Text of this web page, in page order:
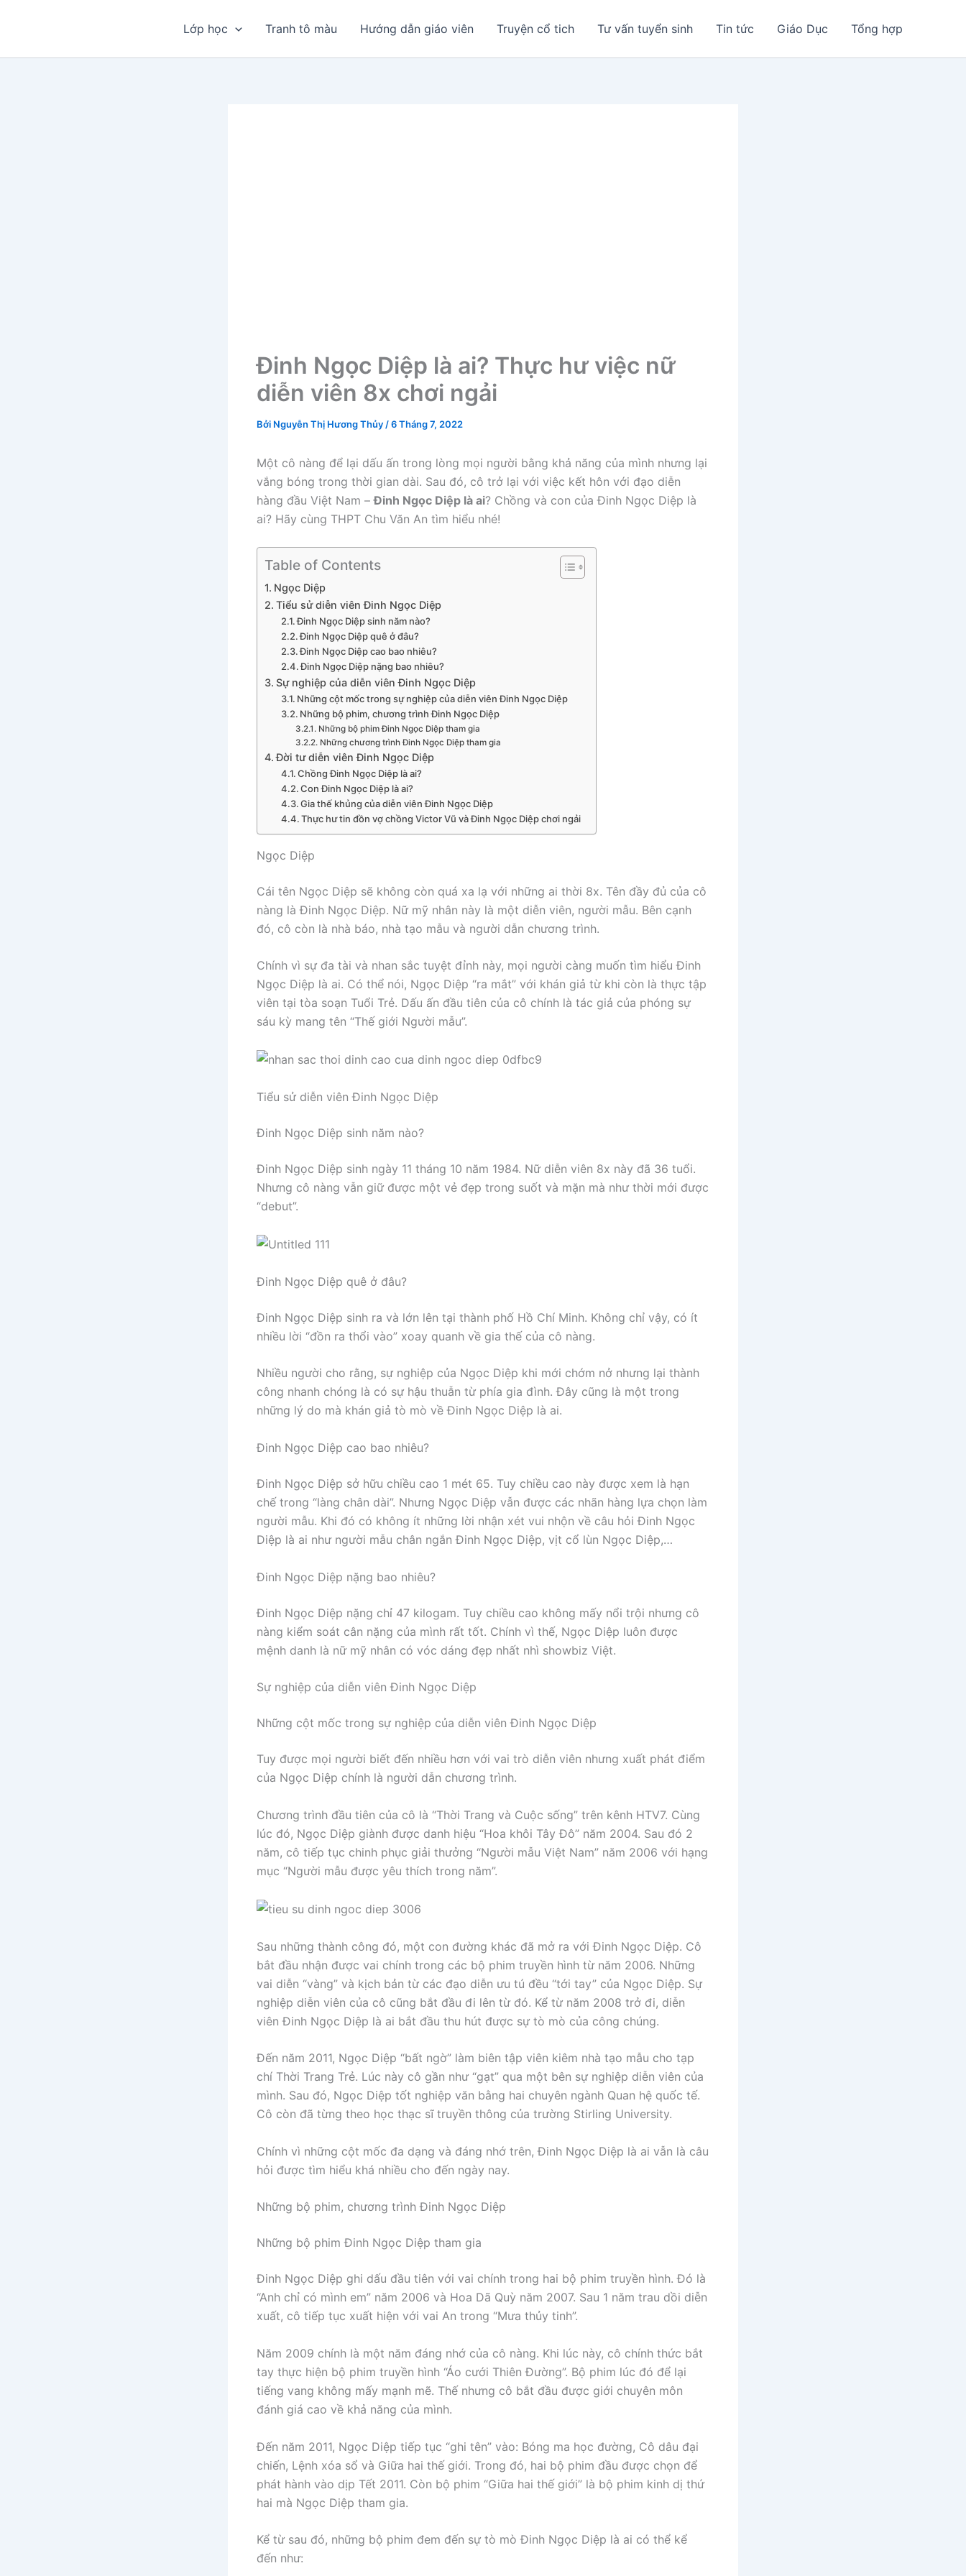
Lớp học Tranh tô màu Hướng dẫn giáo viên Truyện cổ tich Tư vấn tuyển sinh Tin tức Giáo Dục Tổng hợp
Đinh Ngọc Diệp là ai? Thực hư việc nữ
diễn viên 8x chơi ngải
Bởi Nguyễn Thị Hương Thủy /6 Tháng 7, 2022
Một cô nàng để lại dấu ấn trong lòng mọi người bằng khả năng của mình nhưng lại
vắng bóng trong thời gian dài. Sau đó, cô trở lại với việc kết hôn với đạo diễn
hàng đầu Việt Nam –Đinh Ngọc Diệp là ai? Chồng và con của Đinh Ngọc Diệp là
ai? Hãy cùng THPT Chu Văn An tìm hiểu nhé!
Table of Contents
Ngọc Diệp
Tiểu sử diễn viên Đinh Ngọc Diệp
Đinh Ngọc Diệp sinh năm nào?
Đinh Ngọc Diệp quê ở đâu?
Đinh Ngọc Diệp cao bao nhiêu?
Đinh Ngọc Diệp nặng bao nhiêu?
Sự nghiệp của diễn viên Đinh Ngọc Diệp
Những cột mốc trong sự nghiệp của diễn viên Đinh Ngọc Diệp
Những bộ phim, chương trình Đinh Ngọc Diệp
Những bộ phim Đinh Ngọc Diệp tham gia
Những chương trình Đinh Ngọc Diệp tham gia
Đời tư diễn viên Đinh Ngọc Diệp
Chồng Đinh Ngọc Diệp là ai?
Con Đinh Ngọc Diệp là ai?
Gia thế khủng của diễn viên Đinh Ngọc Diệp
Thực hư tin đồn vợ chồng Victor Vũ và Đinh Ngọc Diệp chơi ngải
Ngọc Diệp
Cái tên Ngọc Diệp sẽ không còn quá xa lạ với những ai thời 8x. Tên đầy đủ của cô
nàng là Đinh Ngọc Diệp. Nữ mỹ nhân này là một diễn viên, người mẫu. Bên cạnh
đó, cô còn là nhà báo, nhà tạo mẫu và người dẫn chương trình.
Chính vì sự đa tài và nhan sắc tuyệt đỉnh này, mọi người càng muốn tìm hiểu Đinh
Ngọc Diệp là ai. Có thể nói, Ngọc Diệp “ra mắt” với khán giả từ khi còn là thực tập
viên tại tòa soạn Tuổi Trẻ. Dấu ấn đầu tiên của cô chính là tác giả của phóng sự
sáu kỳ mang tên “Thế giới Người mẫu”.
Tiểu sử diễn viên Đinh Ngọc Diệp
Đinh Ngọc Diệp sinh năm nào?
Đinh Ngọc Diệp sinh ngày 11 tháng 10 năm 1984. Nữ diễn viên 8x này đã 36 tuổi.
Nhưng cô nàng vẫn giữ được một vẻ đẹp trong suốt và mặn mà như thời mới được
“debut”.
Đinh Ngọc Diệp quê ở đâu?
Đinh Ngọc Diệp sinh ra và lớn lên tại thành phố Hồ Chí Minh. Không chỉ vậy, có ít
nhiều lời “đồn ra thổi vào” xoay quanh về gia thế của cô nàng.
Nhiều người cho rằng, sự nghiệp của Ngọc Diệp khi mới chớm nở nhưng lại thành
công nhanh chóng là có sự hậu thuẫn từ phía gia đình. Đây cũng là một trong
những lý do mà khán giả tò mò về Đinh Ngọc Diệp là ai.
Đinh Ngọc Diệp cao bao nhiêu?
Đinh Ngọc Diệp sở hữu chiều cao 1 mét 65. Tuy chiều cao này được xem là hạn
chế trong “làng chân dài”. Nhưng Ngọc Diệp vẫn được các nhãn hàng lựa chọn làm
người mẫu. Khi đó có không ít những lời nhận xét vui nhộn về câu hỏi Đinh Ngọc
Diệp là ai như người mẫu chân ngắn Đinh Ngọc Diệp, vịt cổ lùn Ngọc Diệp,…
Đinh Ngọc Diệp nặng bao nhiêu?
Đinh Ngọc Diệp nặng chỉ 47 kilogam. Tuy chiều cao không mấy nổi trội nhưng cô
nàng kiểm soát cân nặng của mình rất tốt. Chính vì thế, Ngọc Diệp luôn được
mệnh danh là nữ mỹ nhân có vóc dáng đẹp nhất nhì showbiz Việt.
Sự nghiệp của diễn viên Đinh Ngọc Diệp
Những cột mốc trong sự nghiệp của diễn viên Đinh Ngọc Diệp
Tuy được mọi người biết đến nhiều hơn với vai trò diễn viên nhưng xuất phát điểm
của Ngọc Diệp chính là người dẫn chương trình.
Chương trình đầu tiên của cô là “Thời Trang và Cuộc sống” trên kênh HTV7. Cùng
lúc đó, Ngọc Diệp giành được danh hiệu “Hoa khôi Tây Đô” năm 2004. Sau đó 2
năm, cô tiếp tục chinh phục giải thưởng “Người mẫu Việt Nam” năm 2006 với hạng
mục “Người mẫu được yêu thích trong năm”.
Sau những thành công đó, một con đường khác đã mở ra với Đinh Ngọc Diệp. Cô
bắt đầu nhận được vai chính trong các bộ phim truyền hình từ năm 2006. Những
vai diễn “vàng” và kịch bản từ các đạo diễn ưu tú đều “tới tay” của Ngọc Diệp. Sự
nghiệp diễn viên của cô cũng bắt đầu đi lên từ đó. Kể từ năm 2008 trở đi, diễn
viên Đinh Ngọc Diệp là ai bắt đầu thu hút được sự tò mò của công chúng.
Đến năm 2011, Ngọc Diệp “bất ngờ” làm biên tập viên kiêm nhà tạo mẫu cho tạp
chí Thời Trang Trẻ. Lúc này cô gần như “gạt” qua một bên sự nghiệp diễn viên của
mình. Sau đó, Ngọc Diệp tốt nghiệp văn bằng hai chuyên ngành Quan hệ quốc tế.
Cô còn đã từng theo học thạc sĩ truyền thông của trường Stirling University.
Chính vì những cột mốc đa dạng và đáng nhớ trên, Đinh Ngọc Diệp là ai vẫn là câu
hỏi được tìm hiểu khá nhiều cho đến ngày nay.
Những bộ phim, chương trình Đinh Ngọc Diệp
Những bộ phim Đinh Ngọc Diệp tham gia
Đinh Ngọc Diệp ghi dấu đầu tiên với vai chính trong hai bộ phim truyền hình. Đó là
“Anh chỉ có mình em” năm 2006 và Hoa Dã Quỳ năm 2007. Sau 1 năm trau dồi diễn
xuất, cô tiếp tục xuất hiện với vai An trong “Mưa thủy tinh”.
Năm 2009 chính là một năm đáng nhớ của cô nàng. Khi lúc này, cô chính thức bắt
tay thực hiện bộ phim truyền hình “Áo cưới Thiên Đường”. Bộ phim lúc đó để lại
tiếng vang không mấy mạnh mẽ. Thế nhưng cô bắt đầu được giới chuyên môn
đánh giá cao về khả năng của mình.
Đến năm 2011, Ngọc Diệp tiếp tục “ghi tên” vào: Bóng ma học đường, Cô dâu đại
chiến, Lệnh xóa sổ và Giữa hai thế giới. Trong đó, hai bộ phim đầu được chọn để
phát hành vào dịp Tết 2011. Còn bộ phim “Giữa hai thế giới” là bộ phim kinh dị thứ
hai mà Ngọc Diệp tham gia.
Kể từ sau đó, những bộ phim đem đến sự tò mò Đinh Ngọc Diệp là ai có thể kể
đến như: